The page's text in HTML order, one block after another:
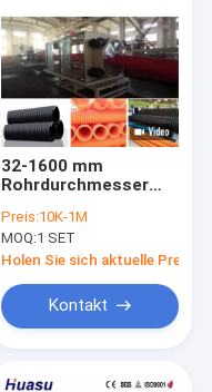
32-1600 mm
Rohrdurchmesser
Rohrstrangleitung
mit Siemens PLC-
Steuerung und 100-
3000 kg/h
Ausgangsleistung
Preis:10K-1M
MOQ:1 SET
Holen Sie sich aktuelle Preis
Kontakt